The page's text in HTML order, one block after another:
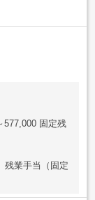
577,000 固定残
残業手当（固定